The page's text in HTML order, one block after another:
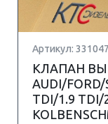
Артикул:
КЛАПАН
AUDI/FORD/
TDI/1.9 TDI/